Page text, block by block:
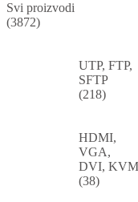
Svi proizvodi
(3872)
UTP, FTP,
SFTP
(218)
HDMI,
VGA,
DVI, KVM
(38)